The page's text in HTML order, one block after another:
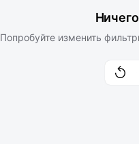
Попробуйте изменить